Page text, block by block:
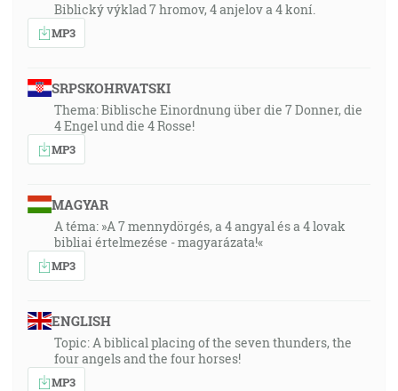
Biblický výklad 7 hromov, 4 anjelov a 4 koní.
MP3
SRPSKOHRVATSKI
Thema: Biblische Einordnung über die 7 Donner, die
4 Engel und die 4 Rosse!
MP3
MAGYAR
A téma: »A 7 mennydörgés, a 4 angyal és a 4 lovak
bibliai értelmezése - magyarázata!«
MP3
ENGLISH
Topic: A biblical placing of the seven thunders, the
four angels and the four horses!
MP3